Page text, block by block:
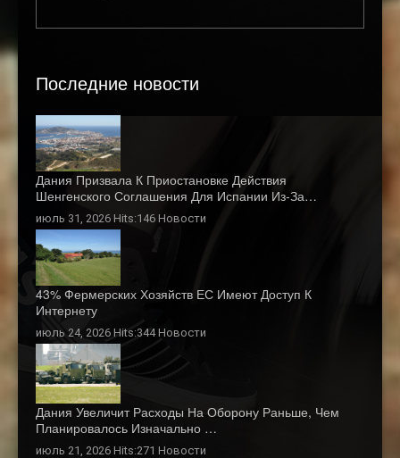
Последние новости
Дания Призвала К Приостановке Действия
Шенгенского Соглашения Для Испании Из-За…
июль 31, 2026 Hits:146 Новости
43% Фермерских Хозяйств ЕС Имеют Доступ К
Интернету
июль 24, 2026 Hits:344Новости
Дания Увеличит Расходы На Оборону Раньше, Чем
Планировалось Изначально …
июль 21, 2026 Hits:271 Новости